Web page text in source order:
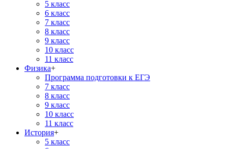
5 класс
6 класс
7 класс
8 класс
9 класс
10 класс
11 класс
Физика+
Программа подготовки к ЕГЭ
7 класс
8 класс
9 класс
10 класс
11 класс
История+
5 класс